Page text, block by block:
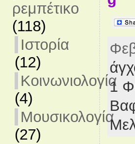
ρεμπέτικο
(118)
Ιστορία
(12)
Κοινωνιολογία
(4)
Μουσικολογία
(27)
1